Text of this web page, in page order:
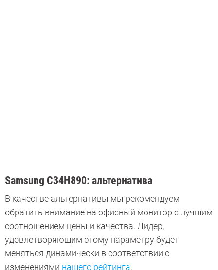
Samsung C34H890: альтернатива
В качестве альтернативы мы рекомендуем
обратить внимание на офисный монитор с лучшим
соотношением цены и качества. Лидер,
удовлетворяющим этому параметру будет
меняться динамически в соответствии с
изменениями нашего рейтинга.